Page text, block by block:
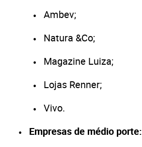
Ambev;
Natura &Co;
Magazine Luiza;
Lojas Renner;
Vivo.
Empresas de médio porte: